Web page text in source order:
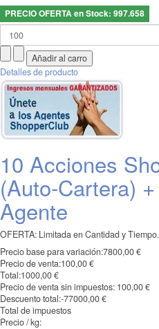
PRECIO OFERTA en Stock: 997.658
Detalles de producto
10 Acciones
(Auto-Cartera)
Agente
OFERTA: Limitada en Cantidad y
Precio base para variación:7800,00 €
Precio de venta:100,00 €
Total:1000,00 €
Precio de venta sin impuestos: 100,00 €
Descuento total:-77000,00 €
Total de impuestos
Precio / kg: